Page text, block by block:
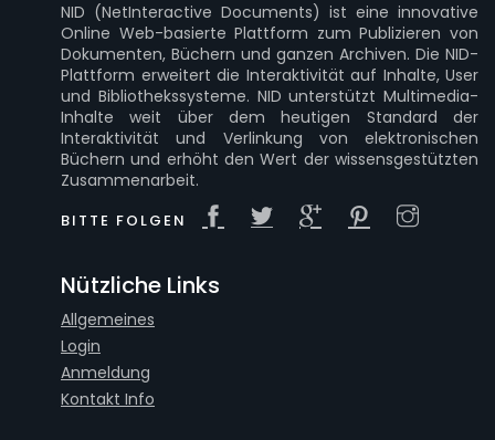
NID (NetInteractive Documents) ist eine innovative
Online Web-basierte Plattform zum Publizieren von
Dokumenten, Büchern und ganzen Archiven. Die NID-
Plattform erweitert die Interaktivität auf Inhalte, User
und Bibliothekssysteme. NID unterstützt Multimedia-
Inhalte weit über dem heutigen Standard der
Interaktivität und Verlinkung von elektronischen
Büchern und erhöht den Wert der wissensgestützten
Zusammenarbeit.
BITTE FOLGEN
Nützliche Links
Allgemeines
Login
Anmeldung
Kontakt Info